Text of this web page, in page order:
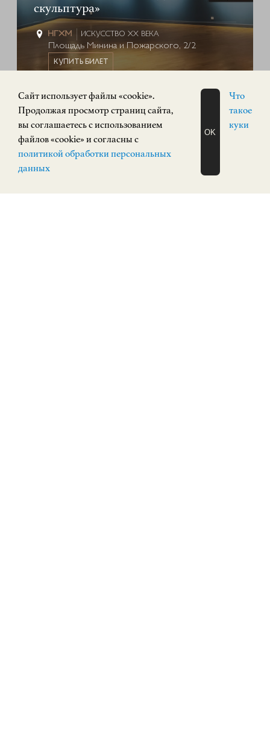
скульптура»
ИСКУССТВО XX ВЕКА
Площадь Минина и Пожарского, 2/2
КУПИТЬ БИЛЕТ
0+
ЗАПИСАТЬСЯ
НА ЭКСКУРСИЮ
Cайт использует файлы «cookie».
Продолжая просмотр страниц сайта,
вы соглашаетесь с использованием
файлов «cookie» и согласны с
политикой обработки персональных
данных
OK
Что
такое
куки